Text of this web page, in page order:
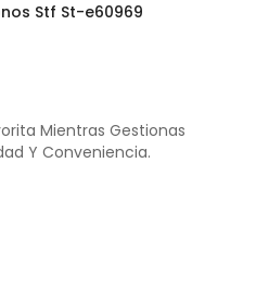
Stf St-e60969
Mientras Gestionas
Y Conveniencia.